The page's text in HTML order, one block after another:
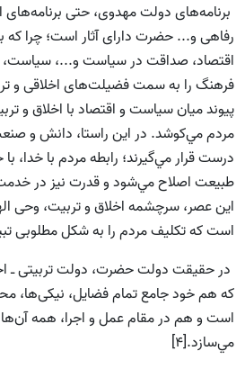
برنامه‌هاى دولت مهدوى، حتى
رفاهى و... حضرت داراى آثار است؛ چرا كه
اقتصاد، صداقت در سياست و...، سياست،
فرهنگ را به سمت فضيلت‌هاى اخلاقى و
پيوند ميان سياست و اقتصاد با اخلاق و
مردم مي‌كوشد. در اين راستا، دانش و
درست قرار مي‌گيرند؛ رابطه مردم با خدا، با
طبيعت اصلاح مي‌شود و قدرت نيز در خدمت
اين عصر، سرچشمه اخلاق و تربيت، وحى
است كه تكليف مردم را به شكل مطلوبى
در حقيقت دولت حضرت، دولت تربيتى ـ
كه هم خود جامع تمام فضايل، نيكى‌ها،
است و هم در مقام عمل و اجرا، همه
مي‌سازد.[4]